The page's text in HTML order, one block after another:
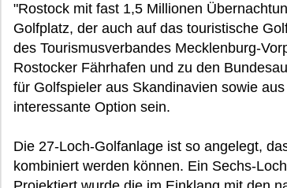
"Rostock mit fast 1,5 Millionen
Golfplatz, der auch auf das touristische
des Tourismusverbandes Mecklenburg-
Rostocker Fährhafen und zu den
für Golfspieler aus Skandinavien sowie
interessante Option sein.
Die 27-Loch-Golfanlage ist so angelegt,
kombiniert werden können. Ein Sechs-